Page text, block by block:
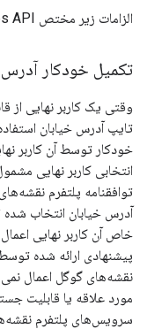
الزامات زیر مختص Places API هستند.
تکمیل خودکار
وقتی یک کاربر نهایی از
تایپ آدرس خیابان
خودکار توسط آن کاربر
انتخابی کاربر نهایی
توافقنامه پلتفرم
آدرس خیابان انتخاب شده
خاص آن کاربر نهایی
پیشنهادی ارائه شده
نقشه‌های گوگل اعمال
مورد علاقه یا قابلیت
سرویس‌های پلتفرم